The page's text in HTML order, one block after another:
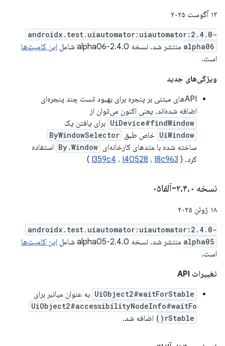
۱۳ آگوست ۲۰۲۵
androidx.test.uiautomator:uiautomator:2.4.0-
alpha06 منتشر شد. نسخه 2.4.0-alpha06 شامل
این کامیت‌ها
است.
ویژگی‌های جدید
APIهای مبتنی بر پنجره برای بهبود تست چند پنجره‌ای
اضافه شده‌اند، یعنی اکنون می‌توان از
UiDevice#findWindow برای یافتن یک
UiWindow خاص طبق ByWindowSelector
ساخته شده با متدهای کارخانه‌ای By.Window استفاده
کرد. (
I359c4 ، I40528 ، I8c963
)
نسخه ۲ .۴.۰-آلفا۰۵
۱۸ ژوئن ۲۰۲۵
androidx.test.uiautomator:uiautomator:2.4.0-
alpha05 منتشر شد. نسخه 2.4.0-alpha05 شامل
این کامیت‌ها
است.
تغییرات API
UiObject2#waitForStable به عنوان میانبر برای
UiObject2#accessibilityNodeInfo#waitFo
rStable()
اضافه شد.